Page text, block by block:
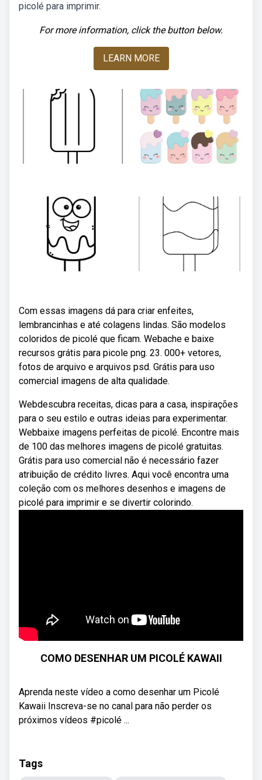
picolé para imprimir.
For more information, click the button below.
LEARN MORE
Com essas imagens dá para criar enfeites,
lembrancinhas e até colagens lindas. São modelos
coloridos de picolé que ficam. Webache e baixe
recursos grátis para picole png. 23. 000+ vetores,
fotos de arquivo e arquivos psd. Grátis para uso
comercial imagens de alta qualidade.
Webdescubra receitas, dicas para a casa, inspirações
para o seu estilo e outras ideias para experimentar.
Webbaixe imagens perfeitas de picolé. Encontre mais
de 100 das melhores imagens de picolé gratuitas.
Grátis para uso comercial não é necessário fazer
atribuição de crédito livres. Aqui você encontra uma
coleção com os melhores desenhos e imagens de
picolé para imprimir e se divertir colorindo.
COMO DESENHAR UM PICOLÉ KAWAII
Aprenda neste vídeo a como desenhar um Picolé
Kawaii Inscreva-se no canal para não perder os
próximos vídeos #picolé ...
Tags